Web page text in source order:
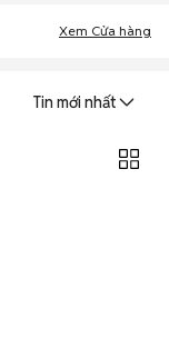
Xem Cửa hàng
Tin mới nhất